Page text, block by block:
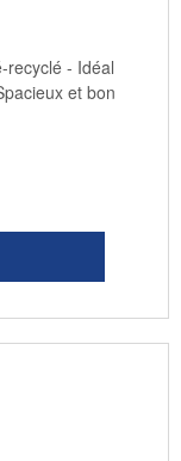
recyclé - Idéal
et bon